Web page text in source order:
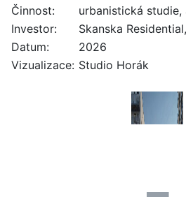
Činnost:
urbanistická studie,
Investor:
Skanska
Datum:
2026
Vizualizace: Studio Horák